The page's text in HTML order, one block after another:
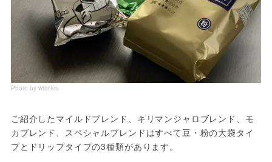
Photo by wtsnkrs
ご紹介したマイルドブレンド、キリマンジャロブレンド、モ
カブレンド、スペシャルブレンドはすべて豆・粉の大袋タイ
プとドリップタイプの3種類があります。